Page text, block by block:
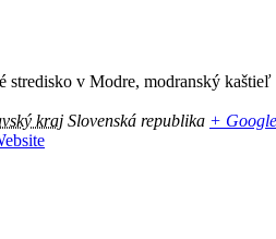
stredisko v Modre, modranský kaštieľ
kraj Slovenská republika +